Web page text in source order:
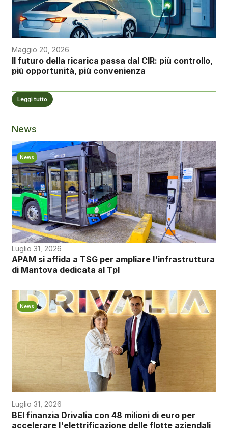
Maggio 20, 2026
Il futuro della ricarica passa dal CIR: più controllo,
più opportunità, più convenienza
Leggi tutto
News
News
Luglio 31, 2026
APAM si affida a TSG per ampliare l'infrastruttura
di Mantova dedicata al Tpl
News
Luglio 31, 2026
BEI finanzia Drivalia con 48 milioni di euro per
accelerare l'elettrificazione delle flotte aziendali